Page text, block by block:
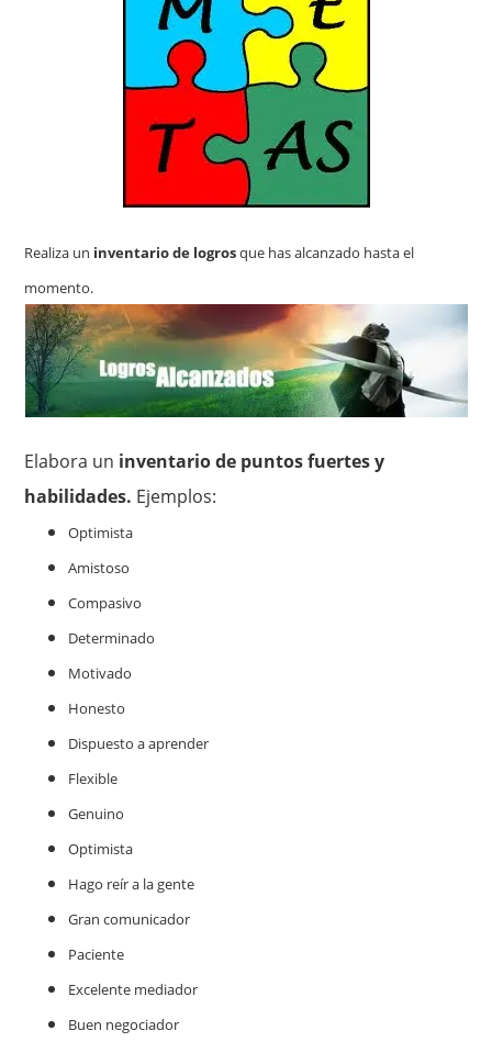
Realiza un inventario de logrosque has alcanzado hasta el
momento.
Elabora un inventario de puntos fuertes y
habilidades. Ejemplos:
Optimista
Amistoso
Compasivo
Determinado
Motivado
Honesto
Dispuesto a aprender
Flexible
Genuino
Optimista
Hago reír a la gente
Gran comunicador
Paciente
Excelente mediador
Buen negociador